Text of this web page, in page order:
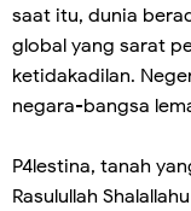
saat itu, dunia
global yang sarat
ketidakadilan.
negara-bangsa
P4lestina, tanah
Rasulullah